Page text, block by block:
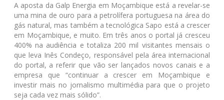
A aposta da Galp Energia em Moçambique está a revelar-se
uma mina de ouro para a petrolífera portuguesa na área do
gás natural, mas também a tecnológica Sapo está a crescer
em Moçambique, e muito. Em três anos o portal já cresceu
400% na audiência e totaliza 200 mil visitantes mensais o
que leva Inês Condeço, responsável pela área internacional
do portal, a referir que vão ser lançados novos canais e a
empresa que “continuar a crescer em Moçambique e
investir mais no jornalismo multimédia para que o projeto
seja cada vez mais sólido”.